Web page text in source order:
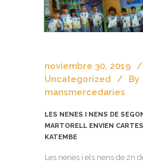
noviembre 30, 2019
Uncategorized
By
mansmercedaries
LES NENES I NENS DE
MARTORELL ENVIEN
KATEMBE
Les nenes i els nens de 2n